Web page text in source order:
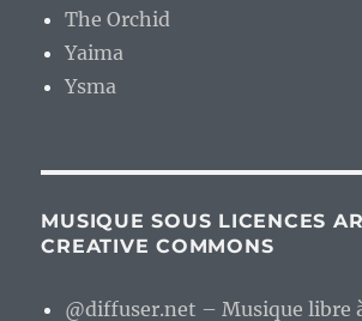
The Orchid
Yaima
Ysma
MUSIQUE SOUS LICENCES
CREATIVE COMMONS
@diffuser.net – Musique libre